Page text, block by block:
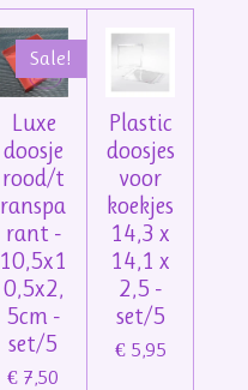
Sale!
Luxe
doosje
rood/t
ranspa
rant -
10,5x1
0,5x2,
5cm -
set/5
€ 7,50
Plastic
doosjes
voor
koekjes
14,3 x
14,1 x
2,5 -
set/5
€ 5,95